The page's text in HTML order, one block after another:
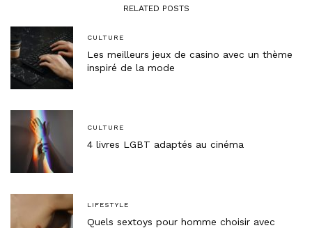
RELATED POSTS
CULTURE
Les meilleurs jeux de casino avec un thème
inspiré de la mode
CULTURE
4 livres LGBT adaptés au cinéma
LIFESTYLE
Quels sextoys pour homme choisir avec